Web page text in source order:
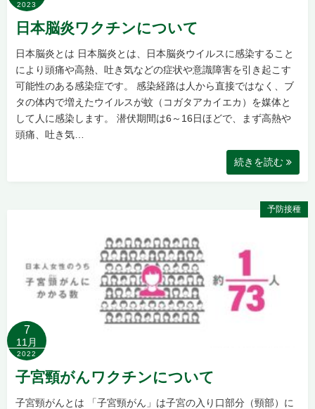
2023
日本脳炎ワクチンについて
日本脳炎とは 日本脳炎とは、日本脳炎ウイルスに感染すること
により頭痛や高熱、吐き気などの症状や意識障害を引き起こす
可能性のある感染症です。 感染経路は人から直接ではなく、ブ
タの体内で増えたウイルスが蚊（コガタアカイエカ）を媒体と
して人に感染します。 潜伏期間は6～16日ほどで、まず高熱や
頭痛、吐き気…
続きを読む
予防接種
7
11月
2022
子宮頸がんワクチンについて
子宮頸がんとは 「子宮頸がん」は子宮の入り口部分（頸部）に